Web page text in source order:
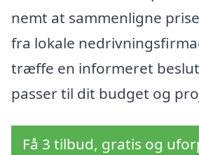
nemt at sammenligne
fra lokale
træffe en informeret
passer til dit budget og
Få 3 tilbud, gratis og